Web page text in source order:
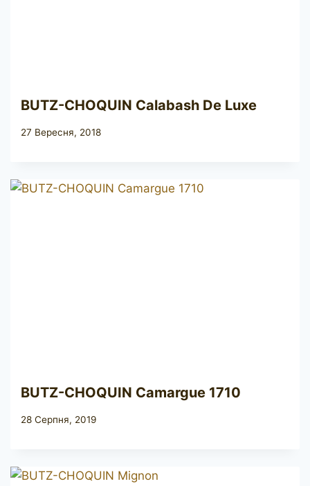
BUTZ-CHOQUIN Calabash De Luxe
27 Вересня, 2018
BUTZ-CHOQUIN Camargue 1710
28 Серпня, 2019